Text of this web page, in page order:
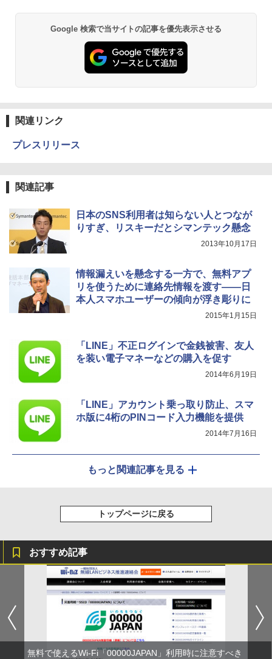
Google 検索で当サイトの記事を優先表示させる
関連リンク
プレスリリース
関連記事
日本のSNS利用者は知らない人とつなが
りすぎ、リスキーだとシマンテック懸念
2013年10月17日
情報漏えいを懸念する一方で、無料アプ
リを使うために連絡先情報を渡す――日
本人スマホユーザーの傾向が浮き彫りに
2015年1月15日
「LINE」不正ログインで金銭被害、友人
を装い電子マネーなどの購入を促す
2014年6月19日
「LINE」アカウント乗っ取り防止、スマ
ホ版に4桁のPINコード入力機能を提供
2014年7月16日
もっと関連記事を見る
トップページに戻る
おすすめ記事
無料で使えるWi-Fi「00000JAPAN」利用時に注意すべき